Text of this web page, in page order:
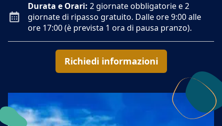
Durata e Orari: 2 giornate obbligatorie e 2
giornate di ripasso gratuito. Dalle ore 9:00 alle
ore 17:00 (è prevista 1 ora di pausa pranzo).
Richiedi informazioni